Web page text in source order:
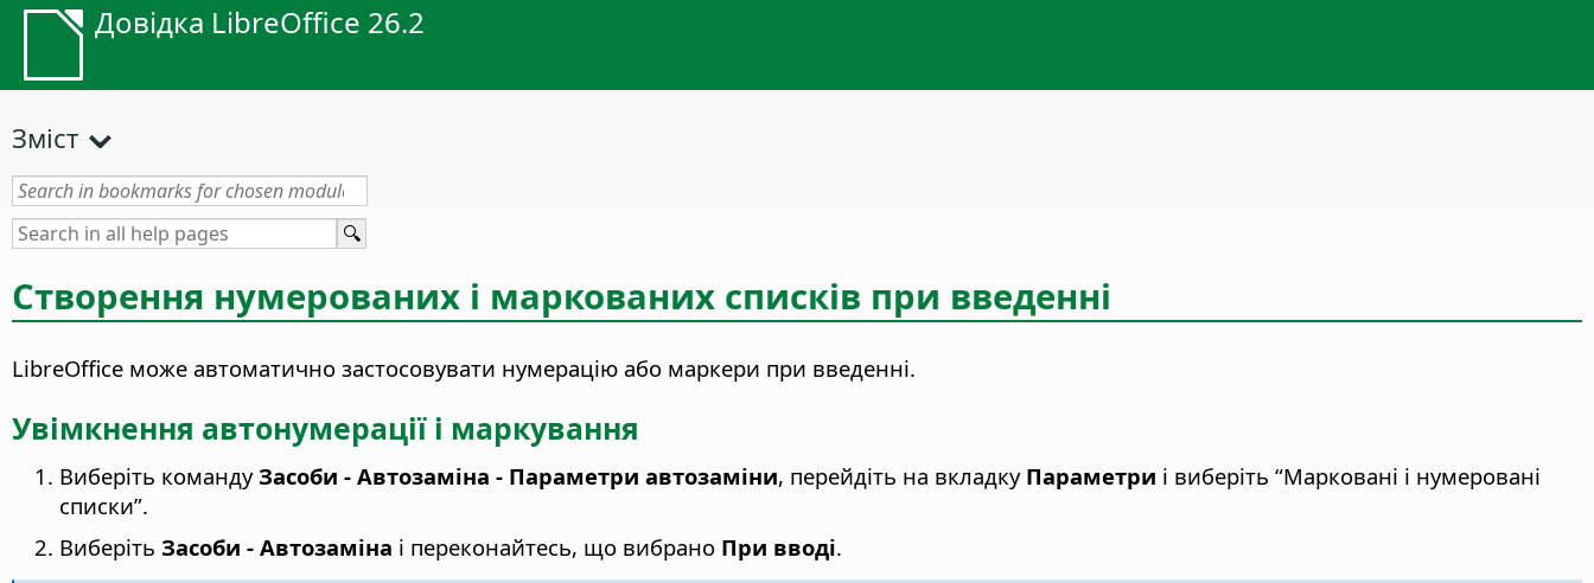
Довідка LibreOffice 26.2
Зміст
Створення нумерованих і маркованих списків при введенні
LibreOffice може автоматично застосовувати нумерацію або маркери при введенні.
Увімкнення автонумерації і маркування
Виберіть команду Засоби - Автозаміна - Параметри автозаміни, перейдіть на вкладку Параметри і виберіть “Марковані і нумеровані
списки”.
Виберіть Засоби - Автозаміна і переконайтесь, що вибрано При вводі.